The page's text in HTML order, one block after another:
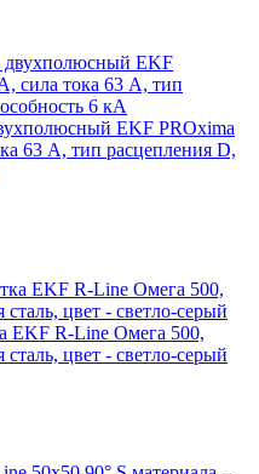
EKF PROxima
63 A, тип расцепления D,
EKF R-Line Омега 500,
цвет - светло-серый